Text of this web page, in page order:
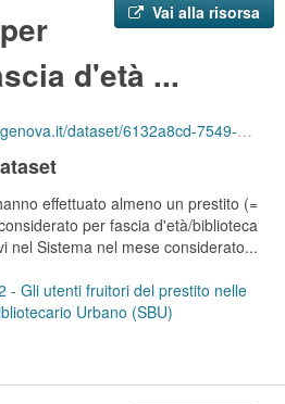
Vai alla risorsa
d'età ...
resource/4407da9d-e55a-49d9-b7bb-37060c64f395/download/ute_attivi_fet_65_74_bib_sbu_01_202110.csv
effettuato almeno un prestito (=
per fascia d'età/biblioteca
nel Sistema nel mese considerato...
- Gli utenti fruitori del prestito nelle
Urbano (SBU)